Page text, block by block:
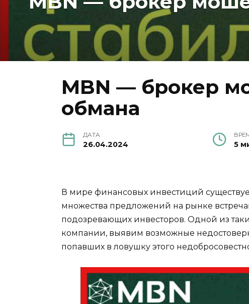
MBN — брокер
обмана
ДАТА
26.04.2024 5
В мире финансовых инвестиций
множества предложений на рынке
подозревающих инвесторов. Одной из
компании, выявим возможные
попавших в ловушку этого